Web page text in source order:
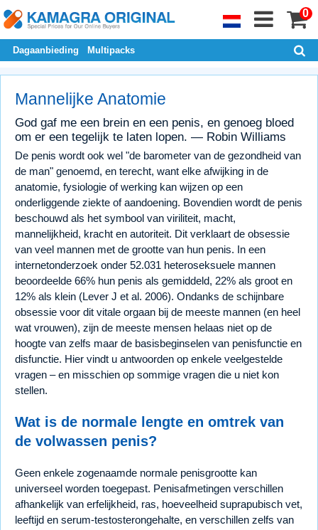
0
Dagaanbieding Multipacks
Mannelijke Anatomie
God gaf me een brein en een penis, en genoeg bloed
om er een tegelijk te laten lopen. — Robin Williams
De penis wordt ook wel "de barometer van de gezondheid van
de man" genoemd, en terecht, want elke afwijking in de
anatomie, fysiologie of werking kan wijzen op een
onderliggende ziekte of aandoening. Bovendien wordt de penis
beschouwd als het symbool van viriliteit, macht,
mannelijkheid, kracht en autoriteit. Dit verklaart de obsessie
van veel mannen met de grootte van hun penis. In een
internetonderzoek onder 52.031 heteroseksuele mannen
beoordeelde 66% hun penis als gemiddeld, 22% als groot en
12% als klein (Lever J et al. 2006). Ondanks de schijnbare
obsessie voor dit vitale orgaan bij de meeste mannen (en heel
wat vrouwen), zijn de meeste mensen helaas niet op de
hoogte van zelfs maar de basisbeginselen van penisfunctie en
disfunctie. Hier vindt u antwoorden op enkele veelgestelde
vragen – en misschien op sommige vragen die u niet kon
stellen.
Wat is de normale lengte en omtrek van
de volwassen penis?
Geen enkele zogenaamde normale penisgrootte kan
universeel worden toegepast. Penisafmetingen verschillen
afhankelijk van erfelijkheid, ras, hoeveelheid suprapubisch vet,
leeftijd en serum-testosterongehalte, en verschillen zelfs van